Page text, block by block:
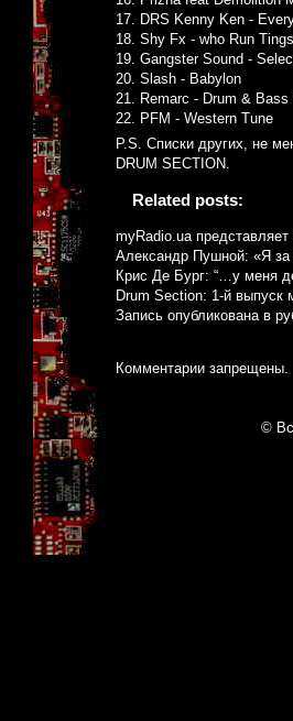
17. DRS Kenny Ken -
18. Shy Fx - who Run Tings
19. Gangster Sound -
20. Slash - Babylon
21. Remarc - Drum & Bass
22. PFM - Western Tune
P.S. Списки других, не
DRUM SECTION.
Related posts:
myRadio.ua
Александр Пушной: «Я
Крис Де Бург: “…у меня
Drum Section: 1-й выпуск
Запись опубликована в
Комментарии запрещены.
©